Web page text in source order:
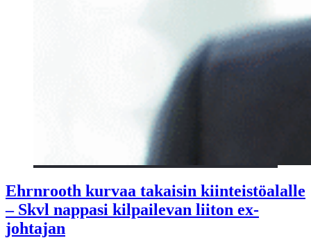
Ehrnrooth kurvaa takaisin kiinteistöalalle
– Skvl nappasi kilpailevan liiton ex-
johtajan